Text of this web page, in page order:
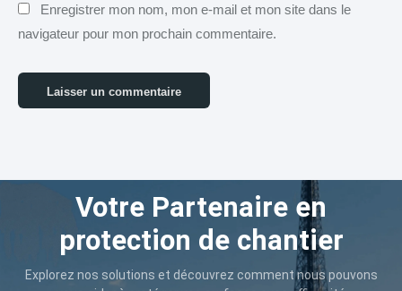
Enregistrer mon nom, mon e-mail et mon site dans le
navigateur pour mon prochain commentaire.
Votre Partenaire en
protection de chantier
Explorez nos solutions et découvrez comment nous pouvons